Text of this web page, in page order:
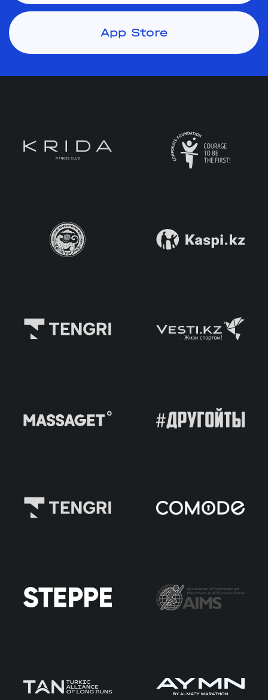
App Store